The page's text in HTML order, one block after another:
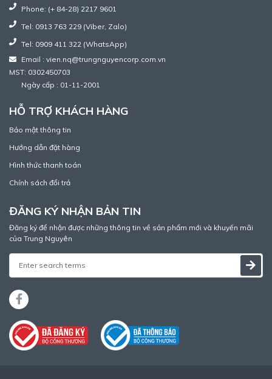
Phone: (+ 84-28) 2217 9601
Tel: 0913 763 229 (Viber, Zalo)
Tel: 0909 411 322 (WhatsApp)
Email : vien.nq@trungnguyencorp.com.vn
MST: 0302450703
Ngày cấp : 01-11-2001
HỖ TRỢ KHÁCH HÀNG
Bảo mật thông tin
Hướng dẫn đặt hàng
Hình thức thanh toán
Chính sách đổi trả
ĐĂNG KÝ NHẬN BẢN TIN
Đăng ký để nhận được những thông tin về sản phẩm mới và khuyến mãi
của Trung Nguyên